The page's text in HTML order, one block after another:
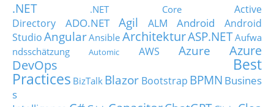
.NET .NET Core
Active
Directory
ADO.NET Agil ALM Android
Android
StudioAngularAnsible ArchitekturASP.NETAufwa
ndsschätzung
Automic AWS Azure
Azure
DevOps
Best
Practices BizTalk Blazor Bootstrap BPMN Busines
s